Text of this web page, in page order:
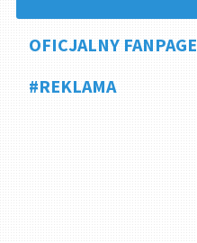
OFICJALNY FANPAGE
#REKLAMA